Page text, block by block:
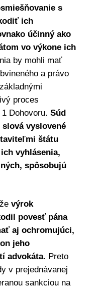
s
ich
účinný ako
vo výkone ich
by mohli mať
a právo
proces
Dohovoru. Súd
vyslovené
štátu
vyhlásenia,
spôsobujú
výrok
povesť pána
aj ochromujúci,
jeho
advokáta. Preto
v prejednávanej
sankciou na